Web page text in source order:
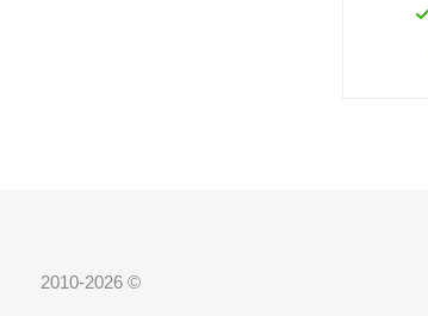
2010-2026 ©